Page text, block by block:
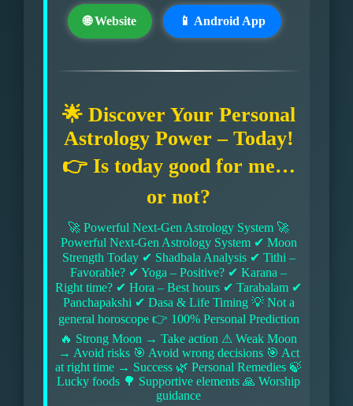
🌐 Website 📱 Android App
🌟 Discover Your Personal
Astrology Power – Today!
👉 Is today good for me…
or not?
🚀 Powerful Next-Gen Astrology System 🚀
Powerful Next-Gen Astrology System ✔ Moon
Strength Today ✔ Shadbala Analysis ✔ Tithi –
Favorable? ✔ Yoga – Positive? ✔ Karana –
Right time? ✔ Hora – Best hours ✔ Tarabalam ✔
Panchapakshi ✔ Dasa & Life Timing 💡 Not a
general horoscope 👉 100% Personal Prediction
🔥 Strong Moon → Take action ⚠ Weak Moon
→ Avoid risks 🎯 Avoid wrong decisions 🎯 Act
at right time → Success 🌿 Personal Remedies 🍃
Lucky foods 🌳 Supportive elements 🙏 Worship
guidance